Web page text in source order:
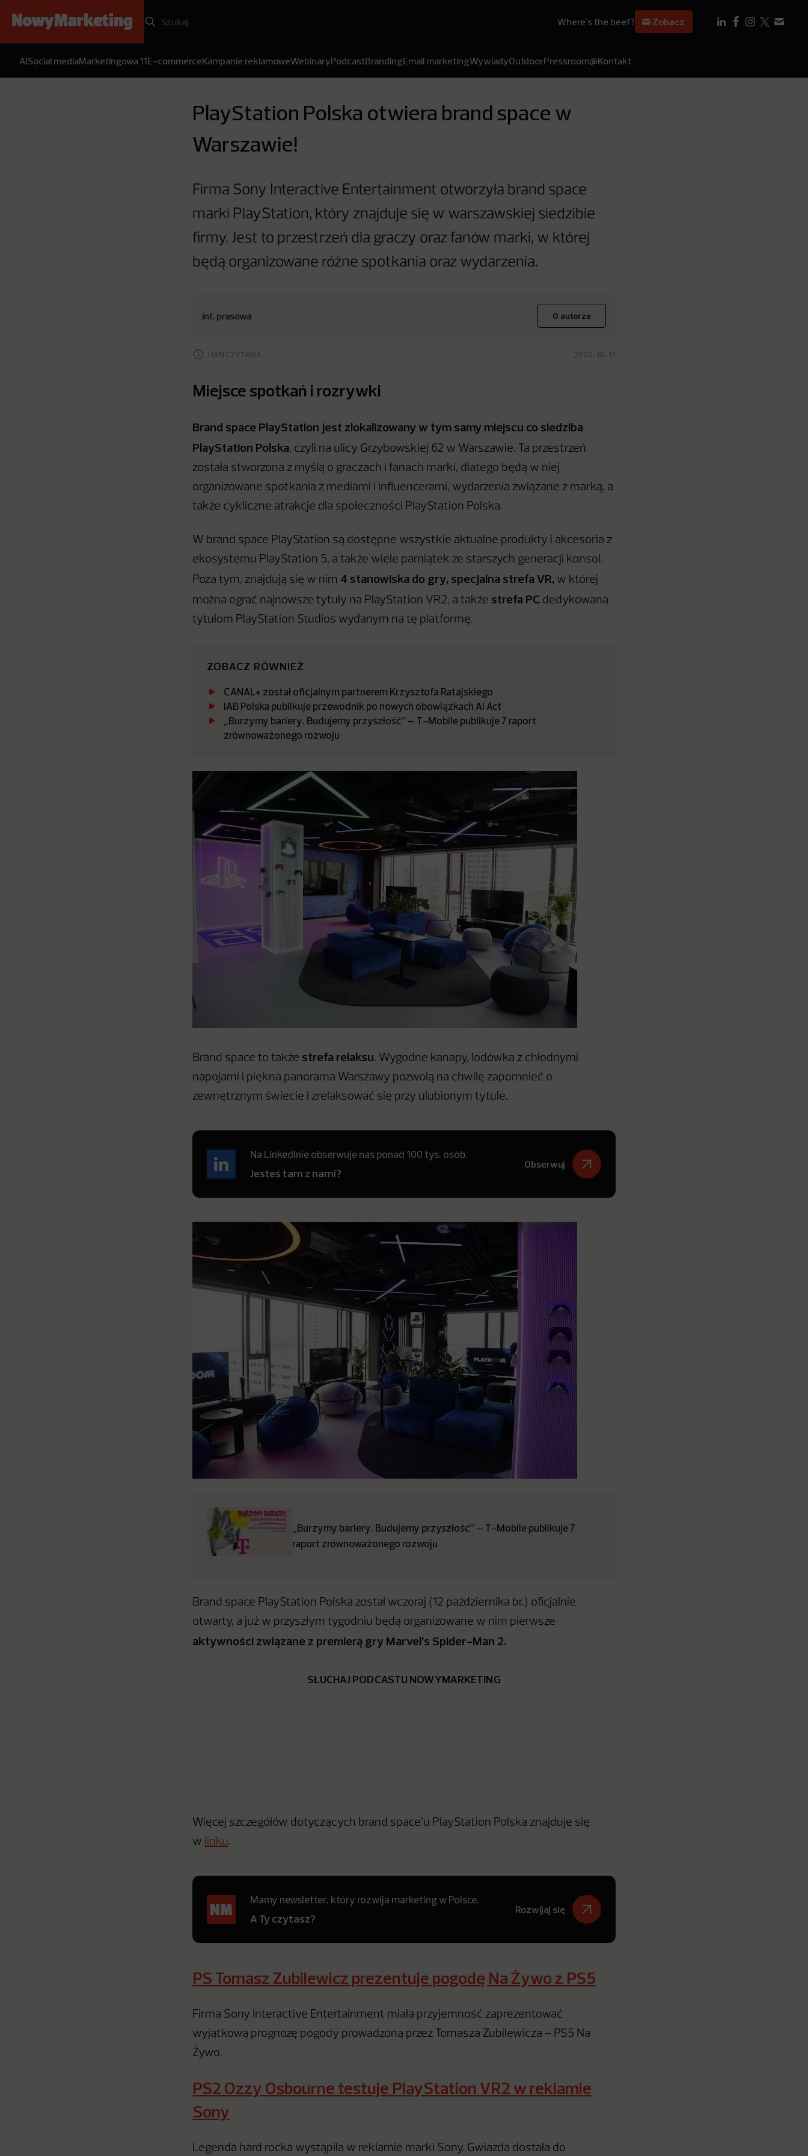
Where's the beef? Zobacz
AISocial mediaMarketingowa 11E-commerceKampanie reklamoweWebinaryPodcastBrandingEmail marketingWywiadyOutdoorPressroom@Kontakt
PlayStation Polska otwiera brand space w
Warszawie!
Firma Sony Interactive Entertainment otworzyła brand space
marki PlayStation, który znajduje się w warszawskiej siedzibie
firmy. Jest to przestrzeń dla graczy oraz fanów marki, w której
będą organizowane różne spotkania oraz wydarzenia.
inf. prasowa O autorze
1 MIN CZYTANIA 2023-10-13
Miejsce spotkań i rozrywki
Brand space PlayStation jest zlokalizowany w tym samy miejscu co siedziba
PlayStation Polska, czyli na ulicy Grzybowskiej 62 w Warszawie. Ta przestrzeń
została stworzona z myślą o graczach i fanach marki, dlatego będą w niej
organizowane spotkania z mediami i influencerami, wydarzenia związane z marką, a
także cykliczne atrakcje dla społeczności PlayStation Polska.
W brand space PlayStation są dostępne wszystkie aktualne produkty i akcesoria z
ekosystemu PlayStation 5, a także wiele pamiątek ze starszych generacji konsol.
Poza tym, znajdują się w nim 4 stanowiska do gry, specjalna strefa VR, w której
można ograć najnowsze tytuły na PlayStation VR2, a także strefa PC dedykowana
tytułom PlayStation Studios wydanym na tę platformę.
ZOBACZ RÓWNIEŻ
CANAL+ został oficjalnym partnerem Krzysztofa Ratajskiego
IAB Polska publikuje przewodnik po nowych obowiązkach AI Act
„Burzymy bariery. Budujemy przyszłość” – T-Mobile publikuje 7 raport
zrównoważonego rozwoju
Brand space to także strefa relaksu. Wygodne kanapy, lodówka z chłodnymi
napojami i piękna panorama Warszawy pozwolą na chwilę zapomnieć o
zewnętrznym świecie i zrelaksować się przy ulubionym tytule.
Na LinkedInie obserwuje nas ponad 100 tys. osób.
Jesteś tam z nami?
Obserwuj
„Burzymy bariery. Budujemy przyszłość” – T-Mobile publikuje 7
raport zrównoważonego rozwoju
Brand space PlayStation Polska został wczoraj (12 października br.) oficjalnie
otwarty, a już w przyszłym tygodniu będą organizowane w nim pierwsze
aktywności związane z premierą gry Marvel’s Spider-Man 2.
SŁUCHAJ PODCASTU NOWYMARKETING
Więcej szczegółów dotyczących brand space’u PlayStation Polska znajduje się
w linku.
Mamy newsletter, który rozwija marketing w Polsce.
A Ty czytasz?
Rozwijaj się
PS Tomasz Zubilewicz prezentuje pogodę Na Żywo z PS5
Firma Sony Interactive Entertainment miała przyjemność zaprezentować
wyjątkową prognozę pogody prowadzoną przez Tomasza Zubilewicza – PS5 Na
Żywo.
PS2 Ozzy Osbourne testuje PlayStation VR2 w reklamie
Sony
Legenda hard rocka wystąpiła w reklamie marki Sony. Gwiazda dostała do